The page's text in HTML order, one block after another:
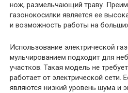
нож, размельчающий траву.
газонокосилки является ее
и возможность работы на
Использование электрической
мульчированием подходит для
участков. Такая модель не
работает от электрической сети.
являются низкий уровень шума и